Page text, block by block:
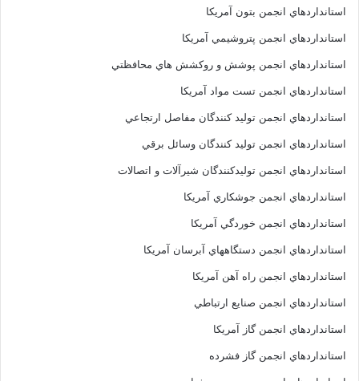
استانداردهاي انجمن بتون آمريکا
استانداردهاي انجمن پتروشيمي آمريکا
استانداردهاي انجمن پوشش و روکشش هاي محافظتي
استانداردهاي انجمن تست مواد آمريکا
استانداردهاي انجمن توليد کنندگان مفاصل ارتجاعي
استانداردهاي انجمن توليد کنندگان وسائل برقي
استانداردهاي انجمن توليدکنندگان شيرآلات و اتصالات
استانداردهاي انجمن جوشکاري آمريکا
استانداردهاي انجمن خوردگي آمريکا
استانداردهاي انجمن دستگاههاي آبرسان آمريکا
استانداردهاي انجمن راه آهن آمريکا
استانداردهاي انجمن صنايع ارتباطي
استانداردهاي انجمن گاز آمريکا
استانداردهاي انجمن گاز فشرده